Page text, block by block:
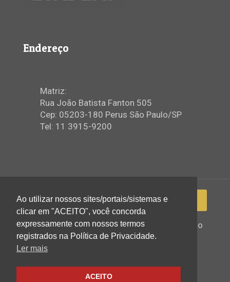
Endereço
Matriz:
Rua João Batista Fanton 505
Cep: 05203-180 Perus São Paulo/SP
Tel: 11 3915-9200
2022 © Igreja Assembleia de Deus Ministério
de Perus - Todos os direitos reservados
Ao utilizar nossos sites/portais/sistemas e
clicar em "ACEITO", você concorda
expressamente com nossos termos
registrados na Política de Privacidade.
Ler mais
ACEITO